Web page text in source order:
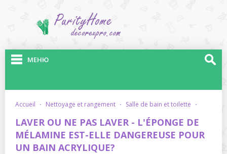
МЕНЮ
accueil · nettoyage et rangement · salle de bain et toilette ·
LAVER OU NE PAS LAVER - L'ÉPONGE DE
MÉLAMINE EST-ELLE DANGEREUSE POUR
UN BAIN ACRYLIQUE?